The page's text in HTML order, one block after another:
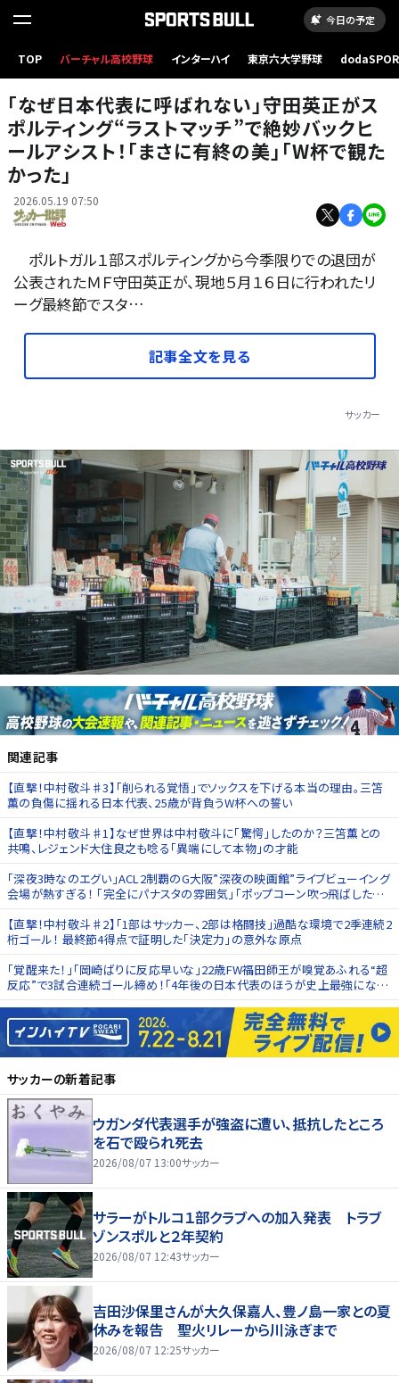
今日の予定
TOP バーチャル高校野球 インターハイ 東京六大学野球
用）
｢なぜ日本代表に呼ばれない｣守田英正がス
ポルティング“ラストマッチ”で絶妙バックヒ
ールアシスト！｢まさに有終の美｣｢W杯で観た
かった｣
2026.05.19 07:50
ポルトガル１部スポルティングから今季限りでの退団が
公表されたＭＦ守田英正が、現地５月１６日に行われたリ
ーグ最終節でスタ…
記事全文を見る
サッカー
関連記事
【直撃！中村敬斗♯3】｢削られる覚悟｣でソックスを下げる本当の理由。三笘
薫の負傷に揺れる日本代表、25歳が背負うW杯への誓い
【直撃！中村敬斗♯1】なぜ世界は中村敬斗に｢驚愕｣したのか？三笘薫との
共鳴、レジェンド大住良之も唸る｢異端にして本物｣の才能
｢深夜3時なのエグい｣ACL2制覇のG大阪”深夜の映画館”ライブビューイング
会場が熱すぎる！ ｢完全にパナスタの雰囲気｣｢ポップコーン吹っ飛ばした人
【直撃！中村敬斗♯2】｢1部はサッカー、2部は格闘技｣過酷な環境で2季連続2
桁ゴール！ 最終節4得点で証明した｢決定力｣の意外な原点
｢覚醒来た！｣｢岡崎ばりに反応早いな｣22歳FW福田師王が嗅覚あふれる“超
反応”で3試合連続ゴール締め！｢4年後の日本代表のほうが史上最強になり
サッカーの新着記事
ウガンダ代表選手が強盗に遭い、抵抗したところ
を石で殴られ死去
2026/08/07 13:00サッカー
サラーがトルコ１部クラブへの加入発表 トラブ
ゾンスポルと２年契約
2026/08/07 12:43サッカー
吉田沙保里さんが大久保嘉人、豊ノ島一家との夏
休みを報告 聖火リレーから川泳ぎまで
2026/08/07 12:25サッカー